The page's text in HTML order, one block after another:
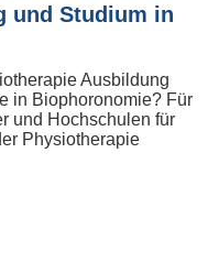
und Studium in
Ausbildung
in Biophoronomie? Für
und Hochschulen für
Physiotherapie